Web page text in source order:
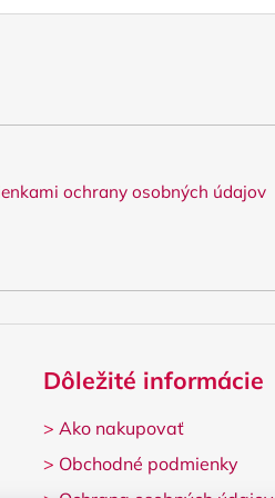
ochrany osobných údajov
Dôležité informácie
> Ako nakupovať
> Obchodné podmienky